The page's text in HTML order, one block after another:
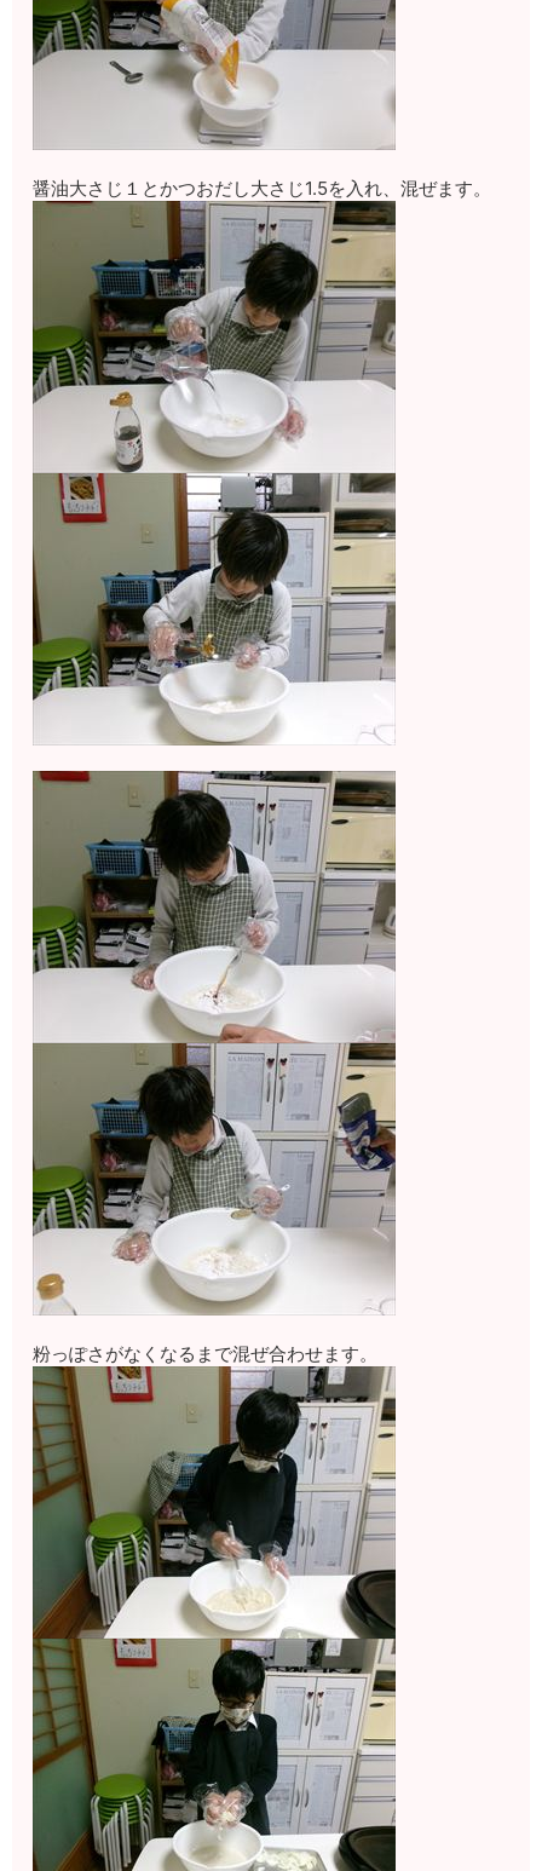
醤油大さじ１とかつおだし大さじ1.5を入れ、混ぜます。
粉っぽさがなくなるまで混ぜ合わせます。